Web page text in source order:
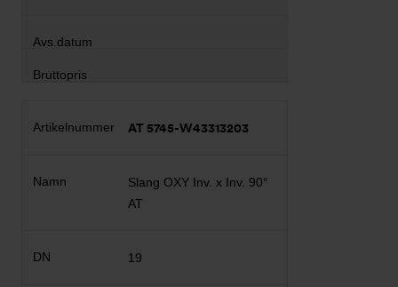
AT 5745-W43313203
Slang OXY Inv. x Inv. 90°
AT
19